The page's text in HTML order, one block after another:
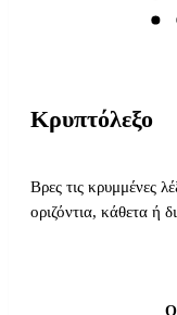
Κρυπτόλεξο
Βρες τις κρυμμένες
οριζόντια, κάθετα ή